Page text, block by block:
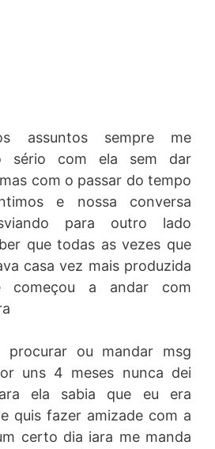
assuntos sempre me
sério com ela sem dar
com o passar do tempo
e nossa conversa
para outro lado
que todas as vezes que
casa vez mais produzida
começou a andar com
procurar ou mandar msg
uns 4 meses nunca dei
ela sabia que eu era
quis fazer amizade com a
certo dia iara me manda